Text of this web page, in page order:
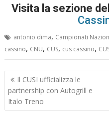
Visita la sezione
antonio dima, Campionati
cassino, CNU, CUS, cus cassino,
Navigazione
articoli
Il CUSI ufficializza le
partnership con Autogrill e
Italo Treno